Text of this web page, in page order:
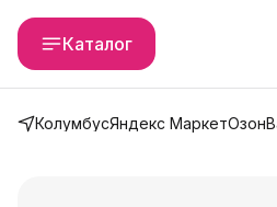
Каталог
КолумбусЯндекс МаркетОзон